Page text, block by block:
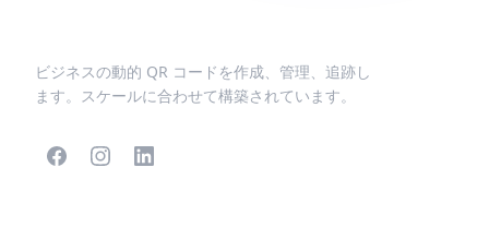
ビジネスの動的 QR コードを作成、管理、追跡し
ます。スケールに合わせて構築されています。